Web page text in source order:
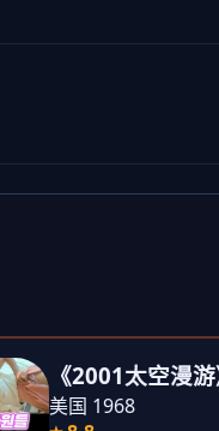
《2001太空漫游
美国 1968